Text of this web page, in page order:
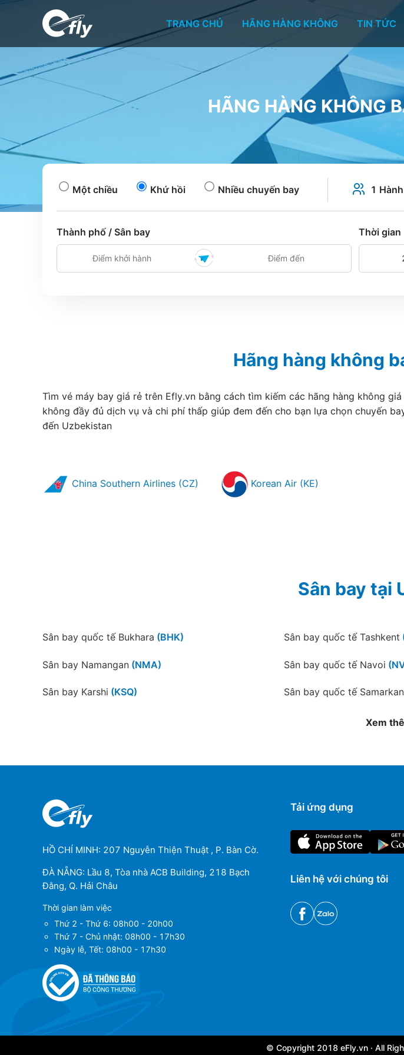
TRANG CHỦ HÃNG HÀNG KHÔNG TIN TỨC
HÃNG HÀNG KHÔNG
Một chiều Khứ hồi Nhiều chuyến bay 1
Thành phố / Sân bay Thời gian
Hãng hàng không
Tìm vé máy bay giá rẻ trên Efly.vn bằng cách tìm kiếm các hãng hàng không
không đầy đủ dịch vụ và chi phí thấp giúp đem đến cho bạn lựa chọn chuyến
đến Uzbekistan
China Southern Airlines (CZ) Korean Air (KE)
Sân bay tại
Sân bay quốc tế Bukhara (BHK) Sân bay quốc tế Tashkent
Sân bay Namangan (NMA) Sân bay quốc tế Navoi
Sân bay Karshi (KSQ) Sân bay quốc tế
Xem
HỒ CHÍ MINH: 207 Nguyễn Thiện Thuật , P. Bàn Cờ.
ĐÀ NẴNG: Lầu 8, Tòa nhà ACB Building, 218 Bạch
Đằng, Q. Hải Châu
Thời gian làm việc
Thứ 2 - Thứ 6: 08h00 - 20h00
Thứ 7 - Chủ nhật: 08h00 - 17h30
Ngày lễ, Tết: 08h00 - 17h30
Tải ứng dụng
Liên hệ với chúng tôi
© Copyright 2018 eFly.vn · All